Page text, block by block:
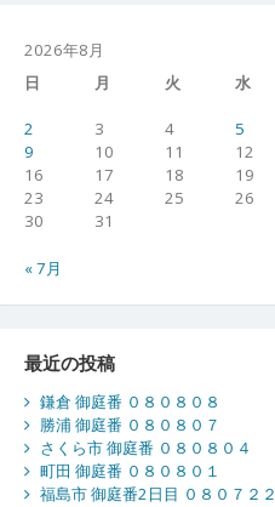
2026年8月
日
月 火 水
2
3 4 5
9
10 11 12
16
17 18 19
23
24 25 26
30
31
« 7月
最近の投稿
鎌倉 御庭番 ０８０８０８
勝浦 御庭番 ０８０８０７
さくら市 御庭番 ０８０８０４
町田 御庭番 ０８０８０１
福島市 御庭番2日目 ０８０７２２